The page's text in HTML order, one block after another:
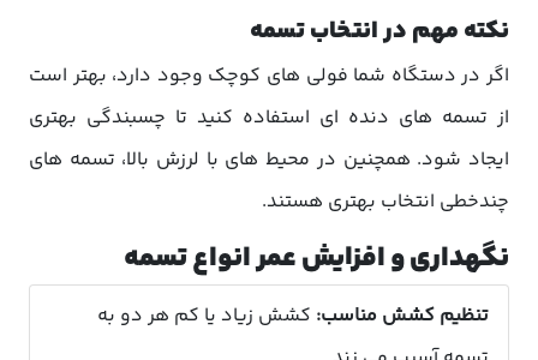
نکته مهم در انتخاب تسمه
اگر در دستگاه شما فولی های کوچک وجود دارد، بهتر است
از تسمه های دنده ای استفاده کنید تا چسبندگی بهتری
ایجاد شود. همچنین در محیط های با لرزش بالا، تسمه های
چندخطی انتخاب بهتری هستند.
نگهداری و افزایش عمر انواع تسمه
تنظیم کشش مناسب: کشش زیاد یا کم هر دو به